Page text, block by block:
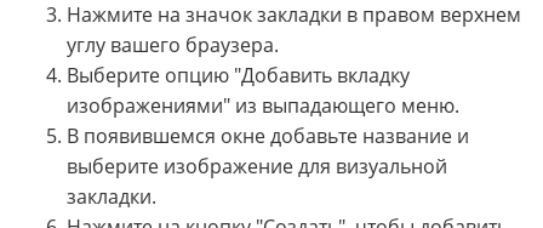
Нажмите на значок закладки в правом верхнем
углу вашего браузера.
Выберите опцию "Добавить вкладку
изображениями" из выпадающего меню.
В появившемся окне добавьте название и
выберите изображение для визуальной
закладки.